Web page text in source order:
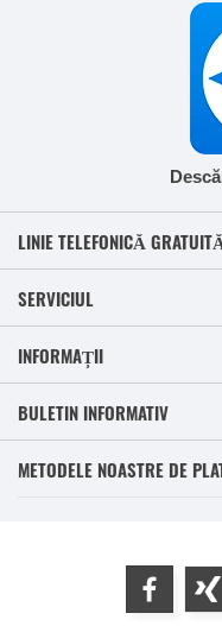
LINIE TELEFONICĂ
SERVICIUL
INFORMAȚII
BULETIN INFORMATIV
METODELE NOASTRE DE